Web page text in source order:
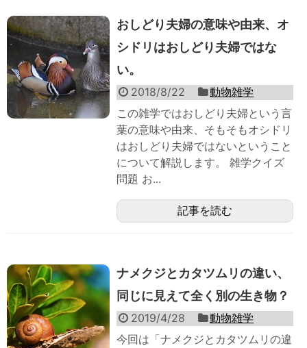
おしどり夫婦の意味や由来、オ
シドリはおしどり夫婦ではな
い。
2018/8/22
動物雑学
この雑学ではおしどり夫婦という言
葉の意味や由来、そもそもオシドリ
はおしどり夫婦ではないということ
について解説します。 雑学クイズ
問題 お...
記事を読む
ナメクジとカタツムリの違い、
同じに見えて全く別の生き物？
2019/4/28
動物雑学
今回は「ナメクジとカタツムリの違